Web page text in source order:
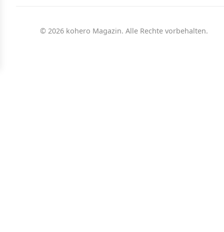
© 2026 kohero Magazin. Alle Rechte vorbehalten.